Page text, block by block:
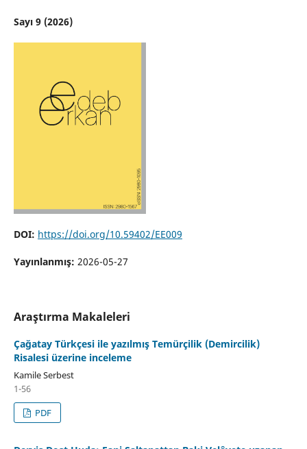
Sayı 9 (2026)
DOI: https://doi.org/10.59402/EE009
Yayınlanmış: 2026-05-27
Araştırma Makaleleri
Çağatay Türkçesi ile yazılmış Temürçilik (Demircilik)
Risalesi üzerine inceleme
Kamile Serbest
1-56
PDF